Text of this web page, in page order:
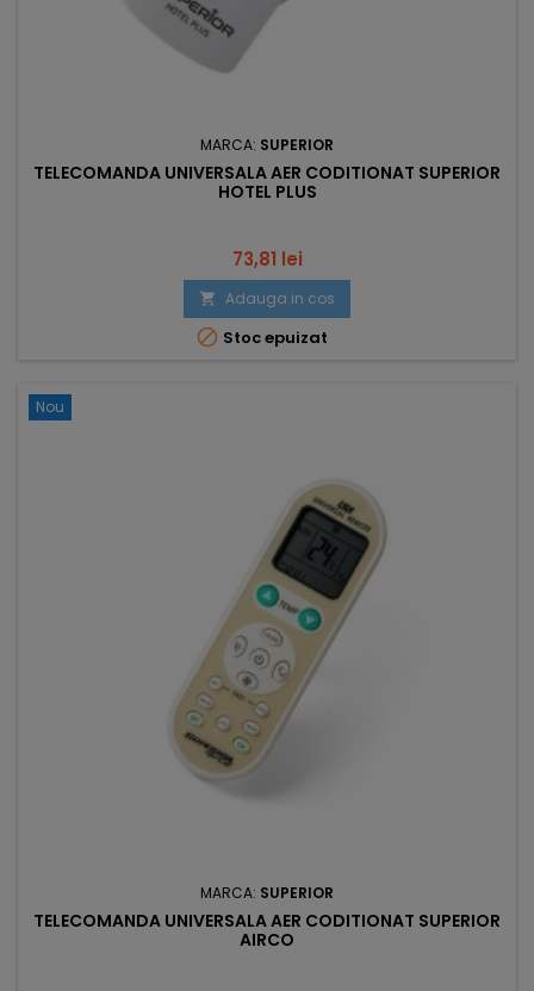
MARCA: SUPERIOR
TELECOMANDA UNIVERSALA AER CODITIONAT SUPERIOR
HOTEL PLUS
Pret
73,81 lei
 Adauga in cos
 Stoc epuizat
Nou
MARCA: SUPERIOR
TELECOMANDA UNIVERSALA AER CODITIONAT SUPERIOR
AIRCO